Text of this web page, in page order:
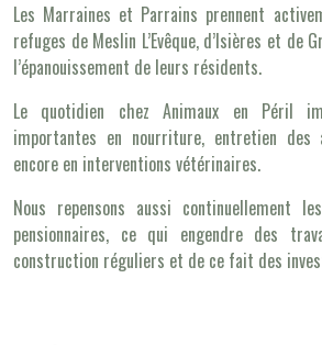
Les Marraines et Parrains prennent
refuges de Meslin L’Evêque, d’Isières et de
l’épanouissement de leurs résidents.
Le quotidien chez Animaux en Péril
importantes en nourriture, entretien
encore en interventions vétérinaires.
Nous repensons aussi continuellement
pensionnaires, ce qui engendre des
construction réguliers et de ce fait des